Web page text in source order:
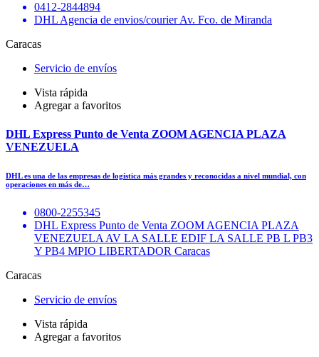
0412-2844894
DHL Agencia de envios/courier Av. Fco. de Miranda
Caracas
Servicio de envíos
Vista rápida
Agregar a favoritos
DHL Express Punto de Venta ZOOM AGENCIA PLAZA
VENEZUELA
DHL es una de las empresas de logística más grandes y reconocidas a nivel mundial, con
operaciones en más de…
0800-2255345
DHL Express Punto de Venta ZOOM AGENCIA PLAZA
VENEZUELA AV LA SALLE EDIF LA SALLE PB L PB3
Y PB4 MPIO LIBERTADOR Caracas
Caracas
Servicio de envíos
Vista rápida
Agregar a favoritos